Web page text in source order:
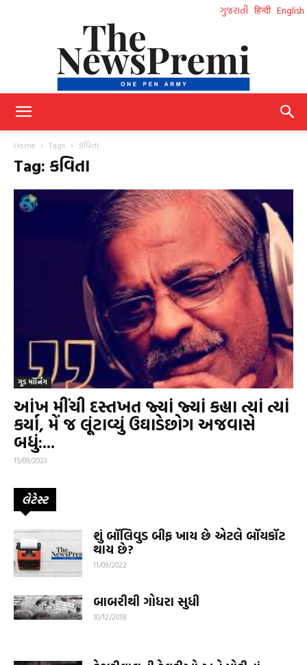
ગુજરાતી हिन्दी English
Home Tags કવિતા
Tag: કવિતા
ગુડ મૉર્નિંગ
આંખ મીંચી દસ્તખત જ્યાં જ્યાં કહ્યા ત્યાં ત્યાં
કર્યા, મેં જ લૂંટાવ્યું ઉઘાડેછોગ અજવાસે
બધું:...
15/09/2023
લેટેસ્ટ
શું બૉલિવુડ બીફ ખાય છે એટલે બૉયકૉટ
થાય છે?
11/09/2022
બાબરીથી ગોધરા સુધી
10/12/2018